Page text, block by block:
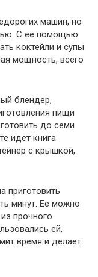
машин, но
С ее помощью
коктейли и супы
мощность, всего
блендер,
пищи
до семи
идет книга
с крышкой,
приготовить
минут. Ее можно
прочного
ей,
время и делает